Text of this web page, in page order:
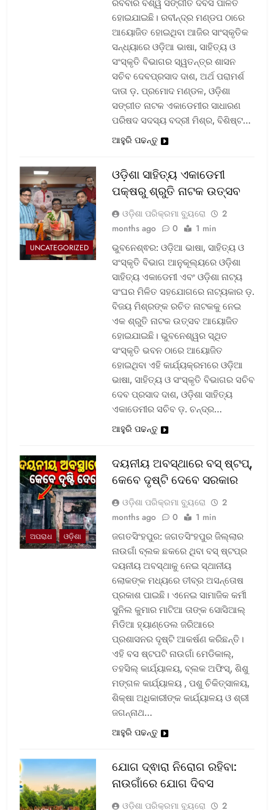
ରବିବାର ବିଶ୍ୱ ସଙ୍ଗୀତ ଦିବସ ପାଳିତ
ହୋଇଯାଇଛି। ରବୀନ୍ଦ୍ର ମଣ୍ଡପ ଠାରେ
ଆୟୋଜିତ ହୋଇଥିବା ଆଜିର ସାଂସ୍କୃତିକ
ସନ୍ଧ୍ୟାରେ ଓଡ଼ିଆ ଭାଷା, ସାହିତ୍ୟ ଓ
ସଂସ୍କୃତି ବିଭାଗର ସ୍ୱତନ୍ତ୍ର ଶାସନ
ସଚିବ ଦେବପ୍ରସାଦ ଦାଶ, ଅର୍ଥ ପରାମର୍ଶ
ଦାତା ଡ଼. ପ୍ରମୋଦ ମଣ୍ଡଳ, ଓଡ଼ିଶା
ସଙ୍ଗୀତ ନାଟକ ଏକାଡେମୀର ସାଧାରଣ
ପରିଷଦ ସଦସ୍ୟ ବଦ୍ରୀ ମିଶ୍ର, ବିଶିଷ୍ଟ…
ଆହୁରି ପଢନ୍ତୁ
UNCATEGORIZED
ଓଡ଼ିଶା ସାହିତ୍ୟ ଏକାଡେମୀ
ପକ୍ଷରୁ ଶ୍ରୁତି ନାଟକ ଉତ୍ସବ
ଓଡ଼ିଶା ପରିକ୍ରମା ବ୍ୟୁରୋ
2
months ago
0 1 min
ଭୁବନେଶ୍ଵର: ଓଡ଼ିଆ ଭାଷା, ସାହିତ୍ୟ ଓ
ସଂସ୍କୃତି ବିଭାଗ ଆନୁକୂଲ୍ୟରେ ଓଡ଼ିଶା
ସାହିତ୍ୟ ଏକାଡେମୀ ଏବଂ ଓଡ଼ିଶା ନାଟ୍ୟ
ସଂଘର ମିଳିତ ସହଯୋଗରେ ନାଟ୍ୟକାର ଡ଼.
ବିଜୟ ମିଶ୍ରଙ୍କ ରଚିତ ନାଟକକୁ ନେଇ
ଏକ ଶ୍ରୁତି ନାଟକ ଉତ୍ସବ ଆୟୋଜିତ
ହୋଇଯାଇଛି। ଭୁବନେଶ୍ୱର ସ୍ଥିତ
ସଂସ୍କୃତି ଭବନ ଠାରେ ଆୟୋଜିତ
ହୋଇଥିବା ଏହି କାର୍ଯ୍ୟକ୍ରମରେ ଓଡ଼ିଆ
ଭାଷା, ସାହିତ୍ୟ ଓ ସଂସ୍କୃତି ବିଭାଗର ସଚିବ
ଦେବ ପ୍ରସାଦ ଦାଶ, ଓଡ଼ିଶା ସାହିତ୍ୟ
ଏକାଡେମୀର ସଚିବ ଡ଼. ଚନ୍ଦ୍ର…
ଆହୁରି ପଢନ୍ତୁ
ଅପରାଧ ଓଡ଼ିଶା
ଦୟନୀୟ ଅବସ୍ଥାରେ ବସ୍‌ ଷ୍ଟପ୍‌,
କେବେ ଦୃଷ୍ଟି ଦେବେ ସରକାର
ଓଡ଼ିଶା ପରିକ୍ରମା ବ୍ୟୁରୋ
2
months ago
0 1 min
ଜଗତସିଂହପୁର: ଜଗତସିଂହପୁର ଜିଲ୍ଲାର
ନାଉଗାଁ ବ୍ଲକ ଛକରେ ଥିବା ବସ୍‌ ଷ୍ଟପ୍‌ର
ଦୟନୀୟ ଅବସ୍ଥାକୁ ନେଇ ସ୍ଥାନୀୟ
ଲୋକଙ୍କ ମଧ୍ୟରେ ତୀବ୍ର ଅସନ୍ତୋଷ
ପ୍ରକାଶ ପାଇଛି। ଏନେଇ ସାମାଜିକ କର୍ମୀ
ସୁନିଲ କୁମାର ମାଟିଆ ତାଙ୍କ ସୋସିଆଲ୍‌
ମିଡିଆ ହ୍ୟାଣ୍ଡେଲ ଜରିଆରେ
ପ୍ରଶାସନର ଦୃଷ୍ଟି ଆକର୍ଷଣ କରିଛନ୍ତି।
ଏହି ବସ ଷ୍ଟପଟି ନାଉଗାଁ ମେଡିକାଲ୍‌,
ତହସିଲ୍‌ କାର୍ଯ୍ୟାଳୟ, ବ୍ଲକ ଅଫିସ୍‌, ଶିଶୁ
ମଙ୍ଗଳ କାର୍ଯ୍ୟାଳୟ , ପଶୁ ଚିକିତ୍ସାଳୟ,
ଶିକ୍ଷା ଅଧିକାରୀଙ୍କ କାର୍ଯ୍ୟାଳୟ ଓ ଶ୍ରୀ
ଜଗନ୍ନାଥ…
ଆହୁରି ପଢନ୍ତୁ
ଯୋଗ ଦ୍ଵାରା ନିରୋଗ ରହିବା:
ନାଉଗାଁରେ ଯୋଗ ଦିବସ
ଓଡ଼ିଶା ପରିକ୍ରମା ବ୍ୟୁରୋ
2